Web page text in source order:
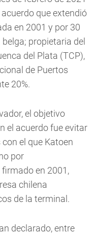
que extendió
en 2001 y por 30
propietaria del
del Plata (TCP),
de Puertos
20%.
el objetivo
el acuerdo fue evitar
el que Katoen
por
en 2001,
chilena
de la terminal.
declarado, entre